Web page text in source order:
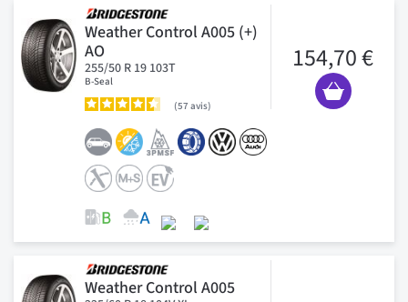
Weather Control A005 (+)
AO
255/50 R 19 103T
B-Seal
57 avis
154,70 €
Weather Control A005